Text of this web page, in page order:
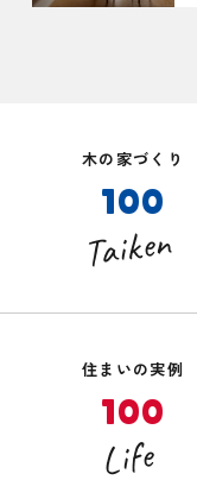
木の家づくり
100
Taiken
住まいの実例
100
Life